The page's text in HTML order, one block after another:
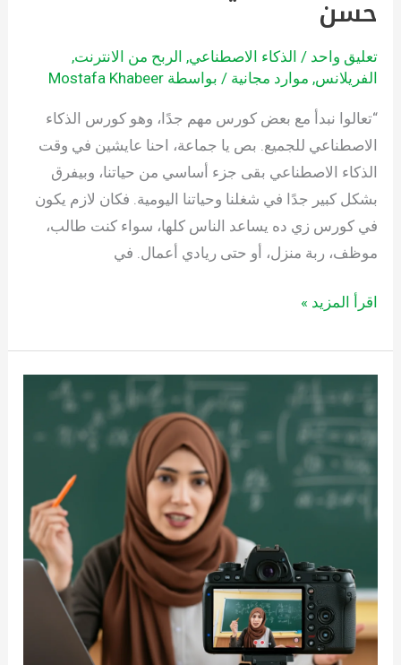
حسن
تعليق واحد / الذكاء الاصطناعي, الربح من الانترنت,
الفريلانس, موارد مجانية / بواسطة Mostafa Khabeer
“تعالوا نبدأ مع بعض كورس مهم جدًا، وهو كورس الذكاء
الاصطناعي للجميع. بص يا جماعة، احنا عايشين في وقت
الذكاء الاصطناعي بقى جزء أساسي من حياتنا، وبيفرق
بشكل كبير جدًا في شغلنا وحياتنا اليومية. فكان لازم يكون
في كورس زي ده يساعد الناس كلها، سواء كنت طالب،
موظف، ربة منزل، أو حتى ريادي أعمال. في
اقرأ المزيد »
فوائد
للتدريس
على
الانترنت
عبر
التعليمية:
دليلك
للبدئ